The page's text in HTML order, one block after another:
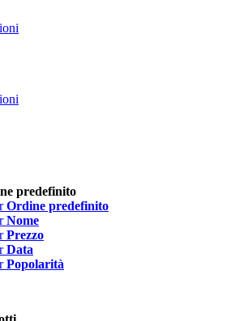
predefinito
Ordine predefinito
Nome
Prezzo
Data
Popolarità